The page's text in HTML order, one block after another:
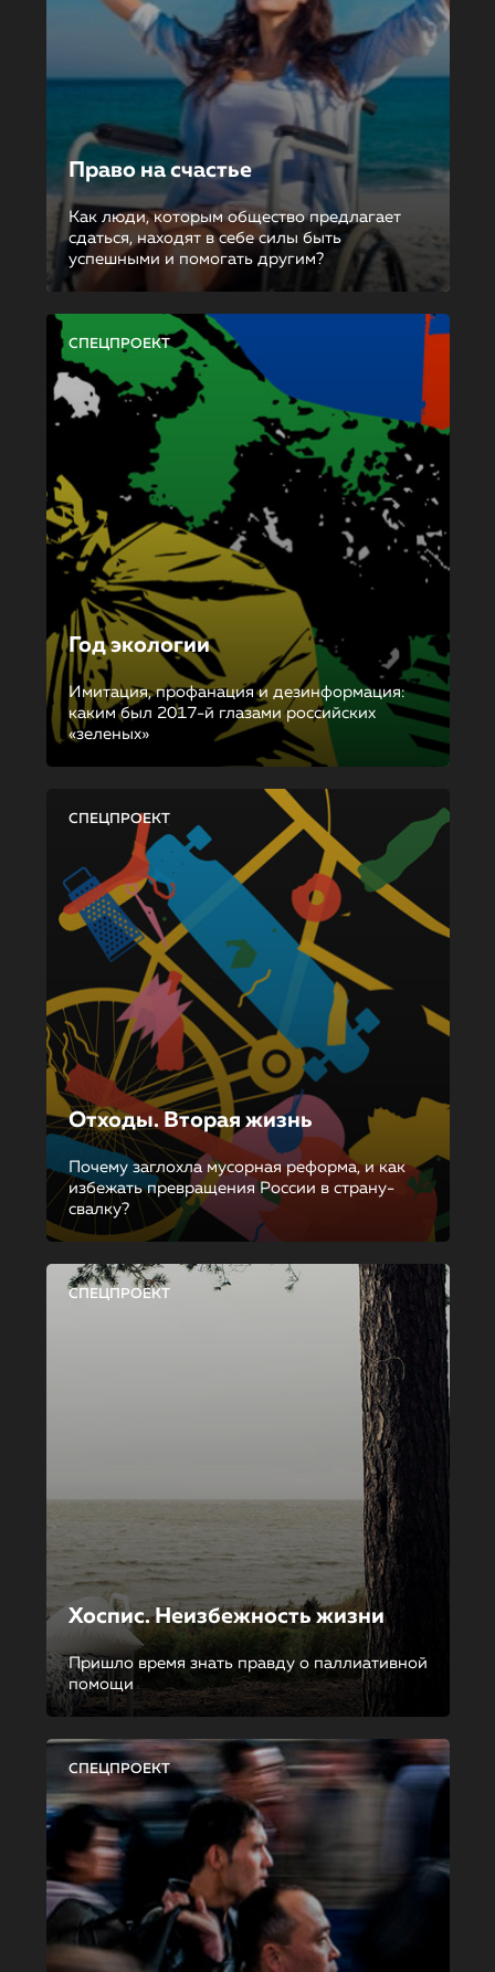
Право на счастье
Как люди, которым общество предлагает
сдаться, находят в себе силы быть
успешными и помогать другим?
СПЕЦПРОЕКТ
Год экологии
Имитация, профанация и дезинформация:
каким был 2017-й глазами российских
«зеленых»
СПЕЦПРОЕКТ
Отходы. Вторая жизнь
Почему заглохла мусорная реформа, и как
избежать превращения России в страну-
свалку?
СПЕЦПРОЕКТ
Хоспис. Неизбежность жизни
Пришло время знать правду о паллиативной
помощи
СПЕЦПРОЕКТ